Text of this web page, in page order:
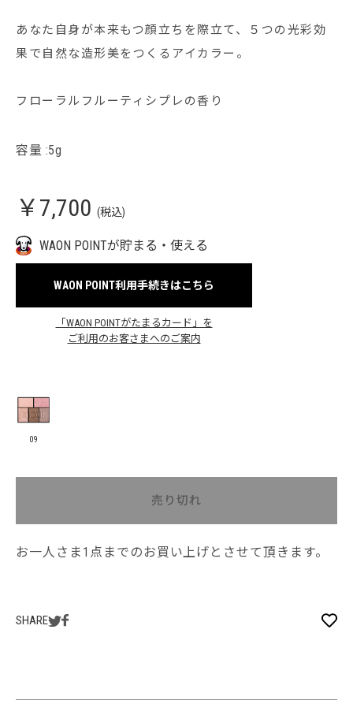
あなた自身が本来もつ顔立ちを際立て、５つの光彩効
果で自然な造形美をつくるアイカラー。
フローラルフルーティシプレの香り
容量 :5g
￥7,700 (税込)
WAON POINTが貯まる・使える
WAON POINT利用手続きはこちら
「WAON POINTがたまるカード」を
ご利用のお客さまへのご案内
09
売り切れ
お一人さま1点までのお買い上げとさせて頂きます。
SHARE